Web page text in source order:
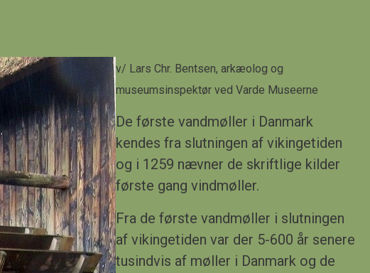
v/ Lars Chr. Bentsen, arkæolog og
museumsinspektør ved Varde Museerne
De første vandmøller i Danmark
kendes fra slutningen af vikingetiden
og i 1259 nævner de skriftlige kilder
første gang vindmøller.
Fra de første vandmøller i slutningen
af vikingetiden var der 5-600 år senere
tusindvis af møller i Danmark og de